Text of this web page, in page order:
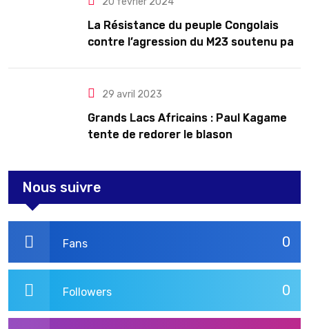
La Résistance du peuple Congolais
contre l’agression du M23 soutenu par
29 avril 2023
Grands Lacs Africains : Paul Kagame
tente de redorer le blason
Nous suivre
0
Fans
0
Followers